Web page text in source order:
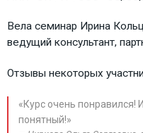
Вела семинар Ирина
ведущий консультант,
Отзывы некоторых
«Курс очень
понятный!»